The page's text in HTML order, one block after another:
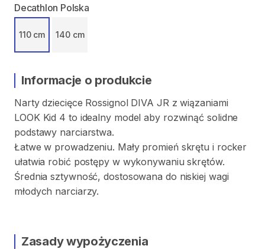
Decathlon Polska
110 cm 140 cm
Informacje o produkcie
Narty dziecięce Rossignol DIVA JR z wiązaniami
LOOK Kid 4 to idealny model aby rozwinąć solidne
podstawy narciarstwa.
Łatwe w prowadzeniu. Mały promień skrętu i rocker
ułatwia robić postępy w wykonywaniu skrętów.
Średnia sztywność​,​ dostosowana do niskiej wagi
młodych narciarzy.
Zasady wypożyczenia